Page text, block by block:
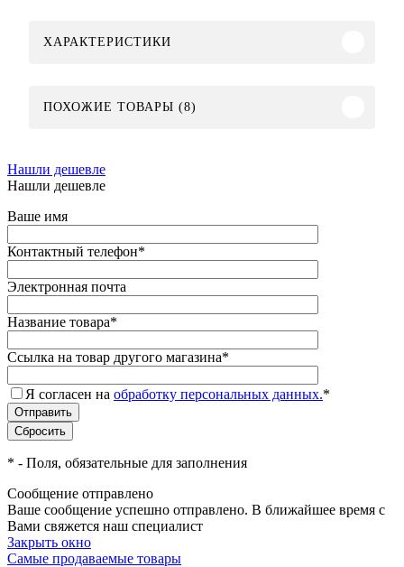
ХАРАКТЕРИСТИКИ
ПОХОЖИЕ ТОВАРЫ (8)
Нашли дешевле
Нашли дешевле
Ваше имя
Контактный телефон*
Электронная почта
Название товара*
Ссылка на товар другого магазина*
Я согласен на обработку персональных данных.*
* - Поля, обязательные для заполнения
Сообщение отправлено
Ваше сообщение успешно отправлено. В ближайшее время с
Вами свяжется наш специалист
Закрыть окно
Самые продаваемые товары